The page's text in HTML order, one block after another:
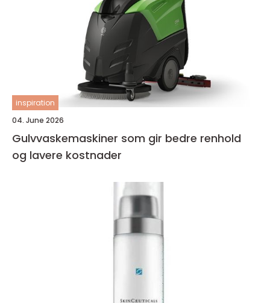
inspiration
04. June 2026
Gulvvaskemaskiner som gir bedre renhold
og lavere kostnader